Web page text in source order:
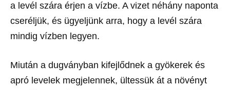
a levél szára érjen a vízbe. A vizet néhány naponta
cseréljük, és ügyeljünk arra, hogy a levél szára
mindig vízben legyen.
Miután a dugványban kifejlődnek a gyökerek és
apró levelek megjelennek, ültessük át a növényt